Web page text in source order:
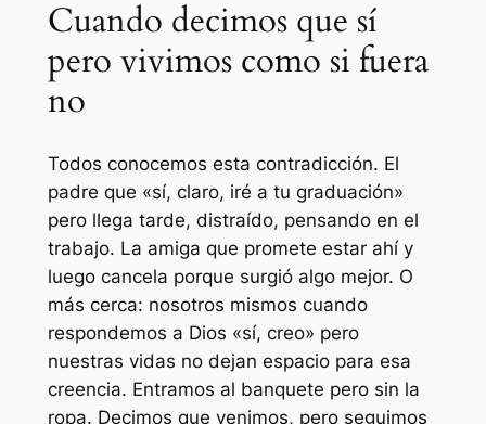
Cuando decimos que sí
pero vivimos como si fuera
no
Todos conocemos esta contradicción. El
padre que «sí, claro, iré a tu graduación»
pero llega tarde, distraído, pensando en el
trabajo. La amiga que promete estar ahí y
luego cancela porque surgió algo mejor. O
más cerca: nosotros mismos cuando
respondemos a Dios «sí, creo» pero
nuestras vidas no dejan espacio para esa
creencia. Entramos al banquete pero sin la
ropa. Decimos que venimos, pero seguimos